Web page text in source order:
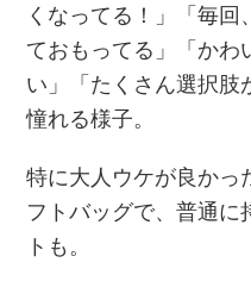
くなってる！」「毎
ておもってる」「かわ
い」「たくさん選択肢
憧れる様子。
特に大人ウケが良かっ
フトバッグで、普通に
トも。